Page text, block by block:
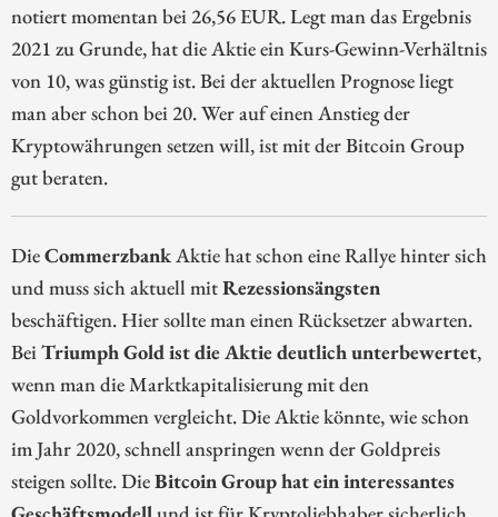
notiert momentan bei 26,56 EUR. Legt man das Ergebnis
2021 zu Grunde, hat die Aktie ein Kurs-Gewinn-Verhältnis
von 10, was günstig ist. Bei der aktuellen Prognose liegt
man aber schon bei 20. Wer auf einen Anstieg der
Kryptowährungen setzen will, ist mit der Bitcoin Group
gut beraten.
DieCommerzbank Aktie hat schon eine Rallye hinter sich
und muss sich aktuell mitRezessionsängsten
beschäftigen. Hier sollte man einen Rücksetzer abwarten.
Bei Triumph Gold ist die Aktie deutlich unterbewertet,
wenn man die Marktkapitalisierung mit den
Goldvorkommen vergleicht. Die Aktie könnte, wie schon
im Jahr 2020, schnell anspringen wenn der Goldpreis
steigen sollte. DieBitcoin Group hat ein interessantes